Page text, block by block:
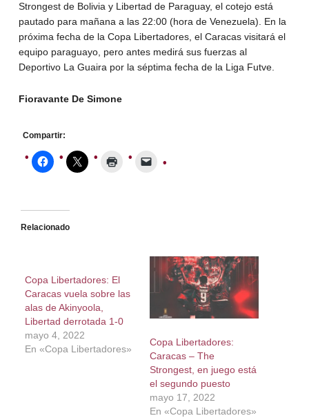
Strongest de Bolivia y Libertad de Paraguay, el cotejo está
pautado para mañana a las 22:00 (hora de Venezuela). En la
próxima fecha de la Copa Libertadores, el Caracas visitará el
equipo paraguayo, pero antes medirá sus fuerzas al
Deportivo La Guaira por la séptima fecha de la Liga Futve.
Fioravante De Simone
Compartir:
Relacionado
Copa Libertadores: El
Caracas vuela sobre las
alas de Akinyoola,
Libertad derrotada 1-0
mayo 4, 2022
En «Copa Libertadores»
Copa Libertadores:
Caracas – The
Strongest, en juego está
el segundo puesto
mayo 17, 2022
En «Copa Libertadores»